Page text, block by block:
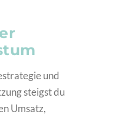
und
steigst du
Umsatz,